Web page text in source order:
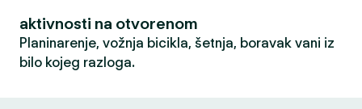
aktivnosti na otvorenom
Planinarenje, vožnja bicikla, šetnja, boravak vani iz
bilo kojeg razloga.